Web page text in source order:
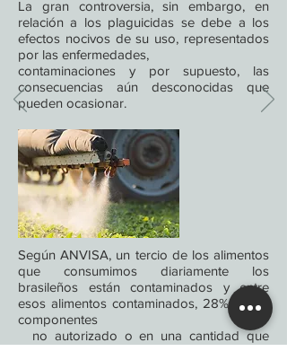
La gran controversia, sin embargo, en
relación a los plaguicidas se debe a los
efectos nocivos de su uso, representados
por las enfermedades,
contaminaciones y por supuesto, las
consecuencias aún desconocidas que
pueden ocasionar.
Según ANVISA, un tercio de los alimentos
que consumimos diariamente los
brasileños están contaminados y entre
esos alimentos contaminados, 28% tienen
componentes
no autorizado o en una cantidad que